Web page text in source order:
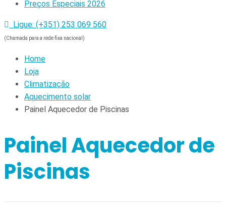
Preços Especiais 2026
Ligue: (+351) 253 069 560
(Chamada para a rede fixa nacional)
Home
Loja
Climatização
Aquecimento solar
Painel Aquecedor de Piscinas
Painel Aquecedor de
Piscinas